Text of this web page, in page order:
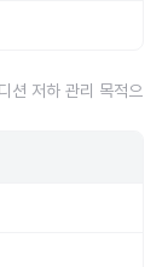
션 저하 관리 목적으